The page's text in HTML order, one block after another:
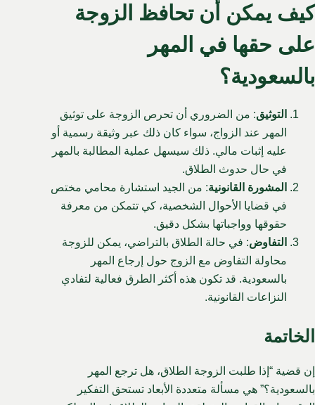
كيف يمكن أن تحافظ الزوجة
على حقها في المهر
بالسعودية؟
التوثيق: من الضروري أن تحرص الزوجة على توثيق
المهر عند الزواج، سواء كان ذلك عبر وثيقة رسمية أو
عليه إثبات مالي. ذلك سيسهل عملية المطالبة بالمهر
في حال حدوث الطلاق.
المشورة القانونية: من الجيد استشارة محامي مختص
في قضايا الأحوال الشخصية، كي تتمكن من معرفة
حقوقها وواجباتها بشكل دقيق.
التفاوض: في حالة الطلاق بالتراضي، يمكن للزوجة
محاولة التفاوض مع الزوج حول إرجاع المهر
بالسعودية. قد تكون هذه أكثر الطرق فعالية لتفادي
النزاعات القانونية.
الخاتمة
إن قضية “إذا طلبت الزوجة الطلاق، هل ترجع المهر
بالسعودية؟” هي مسألة متعددة الأبعاد تستحق التفكير